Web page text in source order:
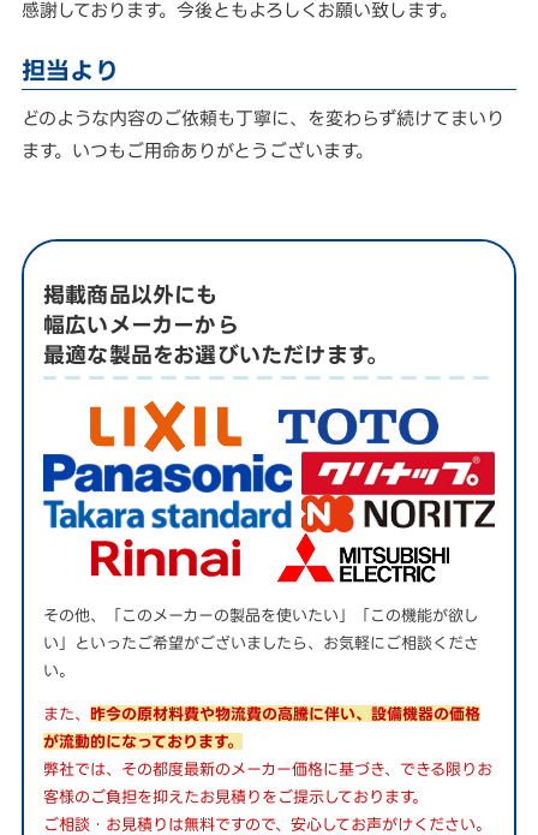
感謝しております。今後ともよろしくお願い致します。
担当より
どのような内容のご依頼も丁寧に、を変わらず続けてまいり
ます。いつもご用命ありがとうございます。
掲載商品以外にも
幅広いメーカーから
最適な製品をお選びいただけます。
その他、「このメーカーの製品を使いたい」「この機能が欲し
い」といったご希望がございましたら、お気軽にご相談くださ
い。
また、 昨今の原材料費や物流費の高騰に伴い、設備機器の価格
が流動的になっております。
弊社では、その都度最新のメーカー価格に基づき、できる限りお
客様のご負担を抑えたお見積りをご提示しております。
ご相談・お見積りは無料ですので、安心してお声がけください。